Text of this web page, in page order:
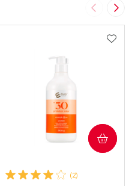
Imagem
AOS FAVORITOS
(2)
COMPRAR